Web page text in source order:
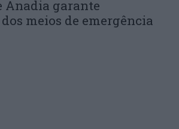
Anadia garante
meios de emergência